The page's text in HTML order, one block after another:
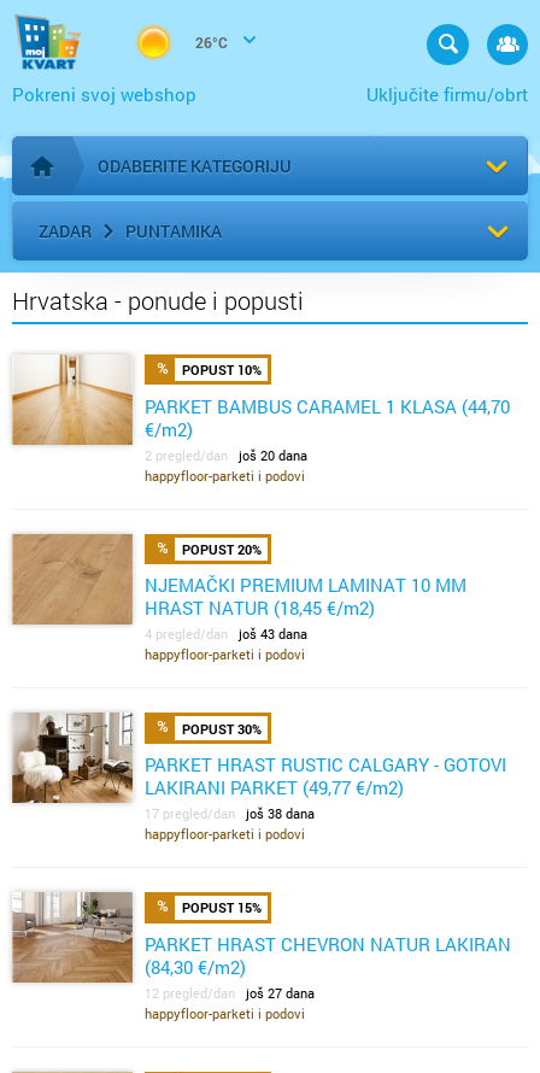
26°C
Uključite firmu/obrt
Pokreni svoj webshop
Početna stranica
ODABERITE KATEGORIJU
ZADAR PUNTAMIKA
Hrvatska - ponude i popusti
POPUST 10%
PARKET BAMBUS CARAMEL 1 KLASA (44,70
€/m2)
2 pregled/dan još 20 dana
happyfloor-parketi i podovi
POPUST 20%
NJEMAČKI PREMIUM LAMINAT 10 MM
HRAST NATUR (18,45 €/m2)
4 pregled/dan još 43 dana
happyfloor-parketi i podovi
POPUST 30%
PARKET HRAST RUSTIC CALGARY - GOTOVI
LAKIRANI PARKET (49,77 €/m2)
17 pregled/dan još 38 dana
happyfloor-parketi i podovi
POPUST 15%
PARKET HRAST CHEVRON NATUR LAKIRAN
(84,30 €/m2)
12 pregled/dan još 27 dana
happyfloor-parketi i podovi